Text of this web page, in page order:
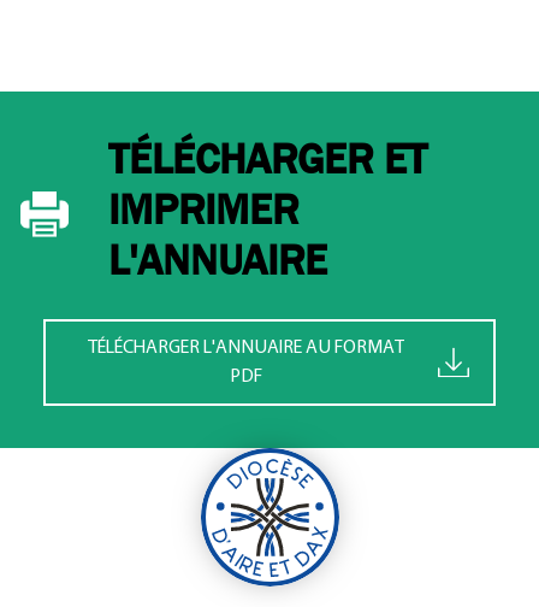
TÉLÉCHARGER ET
IMPRIMER
L'ANNUAIRE
TÉLÉCHARGER L'ANNUAIRE AU FORMAT
PDF